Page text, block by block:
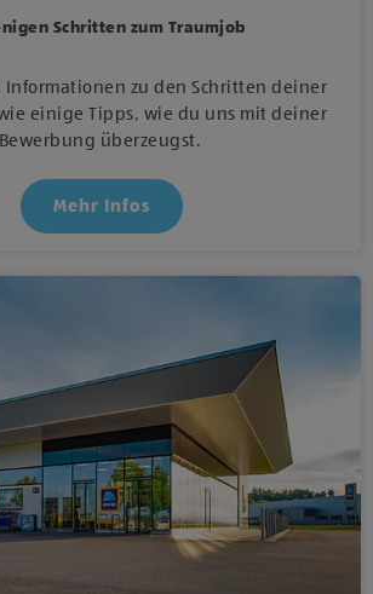
Schritten zum Traumjob
Informationen zu den Schritten deiner
einige Tipps, wie du uns mit deiner
Bewerbung überzeugst.
Mehr Infos